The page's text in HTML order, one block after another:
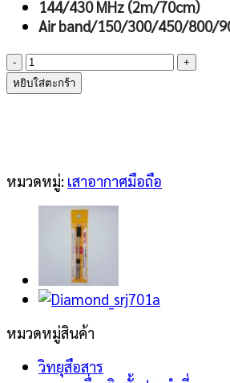
144/430 MHz (2m/70cm)
Air band/150/300/450/800/
จำนวน
DIAMOND
ANTENNA
หยิบใส่ตะกร้า
หมวดหมู่: เสาอากาศมือถือ
หมวดหมู่สินค้า
วิทยุสือสาร